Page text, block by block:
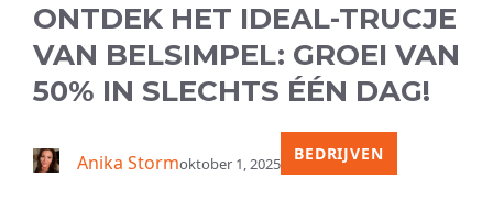
ONTDEK HET IDEAL-TRUCJE
VAN BELSIMPEL: GROEI VAN
50% IN SLECHTS ÉÉN DAG!
Anika Stormoktober 1, 2025 BEDRIJVEN